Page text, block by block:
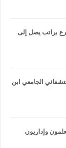
شوارع براتب يصل إلى
الاستشفائي الجامعي ابن
للمعلمون وإداريون